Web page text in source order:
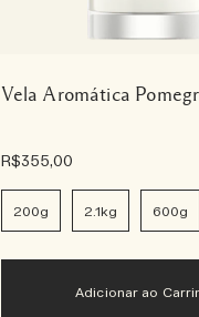
Vela Aromática
R$355,00
200g 2.1kg 600g
Adicionar ao